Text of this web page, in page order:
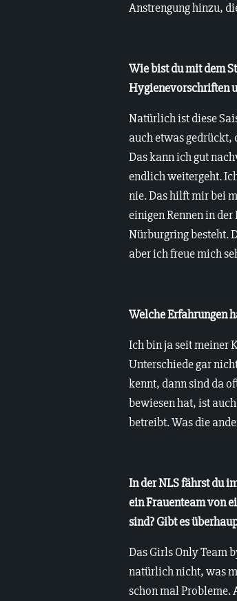
Anstrengung hinzu,
Wie bist du mit dem
Hygienevorschriften
Natürlich ist diese
auch etwas
Das kann ich gut
endlich weitergeht.
nie. Das hilft mir bei
einigen Rennen in
Nürburgring besteht.
aber ich freue mich
Welche Erfahrungen
Ich bin ja seit meiner
Unterschiede gar
kennt, dann sind da
bewiesen hat, ist
betreibt. Was die
In der NLS fährst du
ein Frauenteam von
sind? Gibt es
Das Girls Only Team
natürlich nicht, was
schon mal Probleme.